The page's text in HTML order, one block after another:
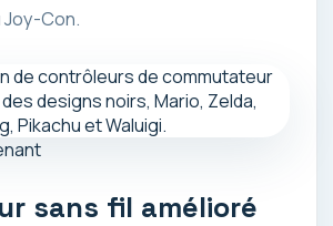
Con.
sans fil amélioré